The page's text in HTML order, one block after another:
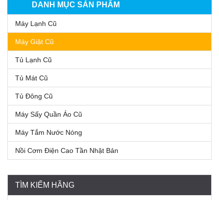
DANH MỤC SẢN PHẨM
Máy Lạnh Cũ
Máy Giặt Cũ
Tủ Lạnh Cũ
Tủ Mát Cũ
Tủ Đông Cũ
Máy Sấy Quần Áo Cũ
Máy Tắm Nước Nóng
Nồi Cơm Điện Cao Tần Nhật Bản
TÌM KIẾM HÃNG